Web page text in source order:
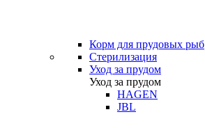
Корм для прудовых рыб
Стерилизация
Уход за прудом
Уход за прудом
HAGEN
JBL